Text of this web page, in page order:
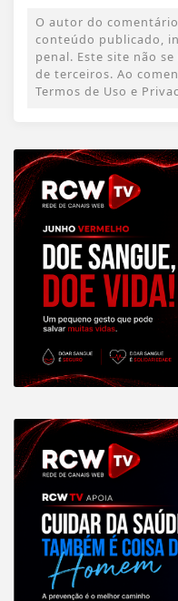
O autor do
conteúdo publicado,
penal. Este site não
de terceiros. Ao
Termos de Uso e